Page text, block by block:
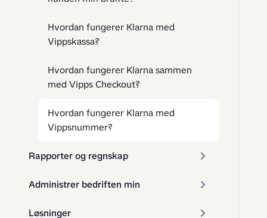
Hvordan fungerer Klarna med
Vippskassa?
Hvordan fungerer Klarna sammen
med Vipps Checkout?
Hvordan fungerer Klarna med
Vippsnummer?
Rapporter og regnskap
Administrer bedriften min
Løsninger